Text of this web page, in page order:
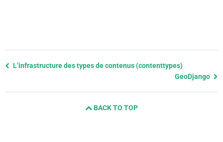
Previous
L’infrastructure des types de contenus (contenttypes)
GeoDjango
BACK TO TOP